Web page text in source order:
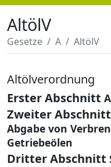
AltölV
Gesetze A AltölV
Altölverordnung
Erster Abschnitt
Zweiter Abschnitt
Abgabe von
Getriebeölen
Dritter Abschnitt